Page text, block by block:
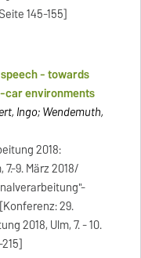
145-155]
- towards
car environments
Ingo; Wendemuth,
2018:
9. März 2018/
29.
2018, Ulm, 7. - 10.